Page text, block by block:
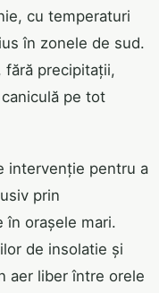
cu temperaturi
în zonele de sud.
fără precipitații,
pe tot
intervenție pentru a
prin
în orașele mari.
de insolatie și
aer liber între orele